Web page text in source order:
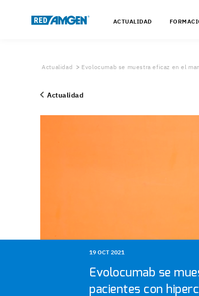
ACTUALIDAD
Actualidad Evolocumab se muestra eficaz en el
Actualidad
19 OCT 2021
Evolocumab se
pacientes con